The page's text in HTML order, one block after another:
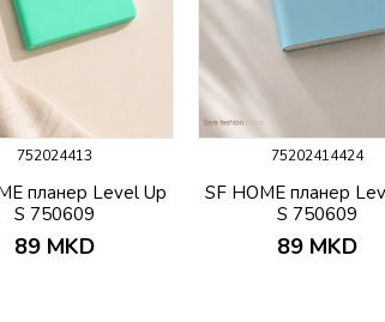
752024413
планер Level Up
S 750609
89 MKD
75202414424
SF HOME планер
S 750609
89 MKD